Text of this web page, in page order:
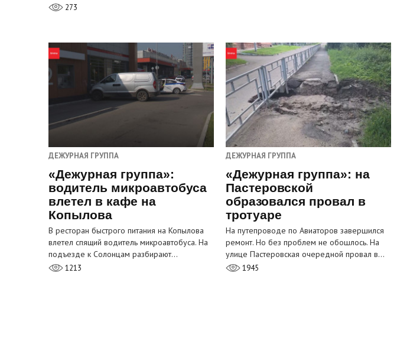
273
ДЕЖУРНАЯ ГРУППА
«Дежурная группа»:
водитель микроавтобуса
влетел в кафе на
Копылова
В ресторан быстрого питания на Копылова
влетел спящий водитель микроавтобуса. На
подъезде к Солонцам разбирают…
1213
ДЕЖУРНАЯ ГРУППА
«Дежурная группа»: на
Пастеровской
образовался провал в
тротуаре
На путепроводе по Авиаторов завершился
ремонт. Но без проблем не обошлось. На
улице Пастеровская очередной провал в…
1945